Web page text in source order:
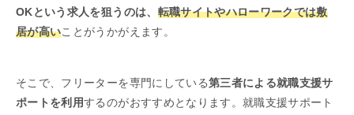
OKという求人を狙うのは、 転職サイトやハローワークでは敷
居が高いことがうかがえます。
そこで、フリーターを専門にしている第三者による就職支援サ
ポートを利用するのがおすすめとなります。就職支援サポート